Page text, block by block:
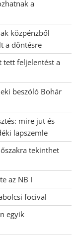
a
közpénzből
a döntésre
feljelentést a
beszóló Bohár
mire jut és
lapszemle
tekinthet
az NB I
focival
egyik